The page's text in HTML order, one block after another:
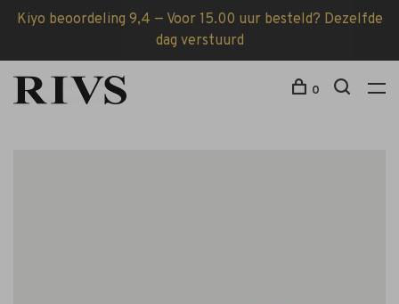
Kiyo beoordeling 9,4 — Voor 15.00 uur besteld? Dezelfde
dag verstuurd
0